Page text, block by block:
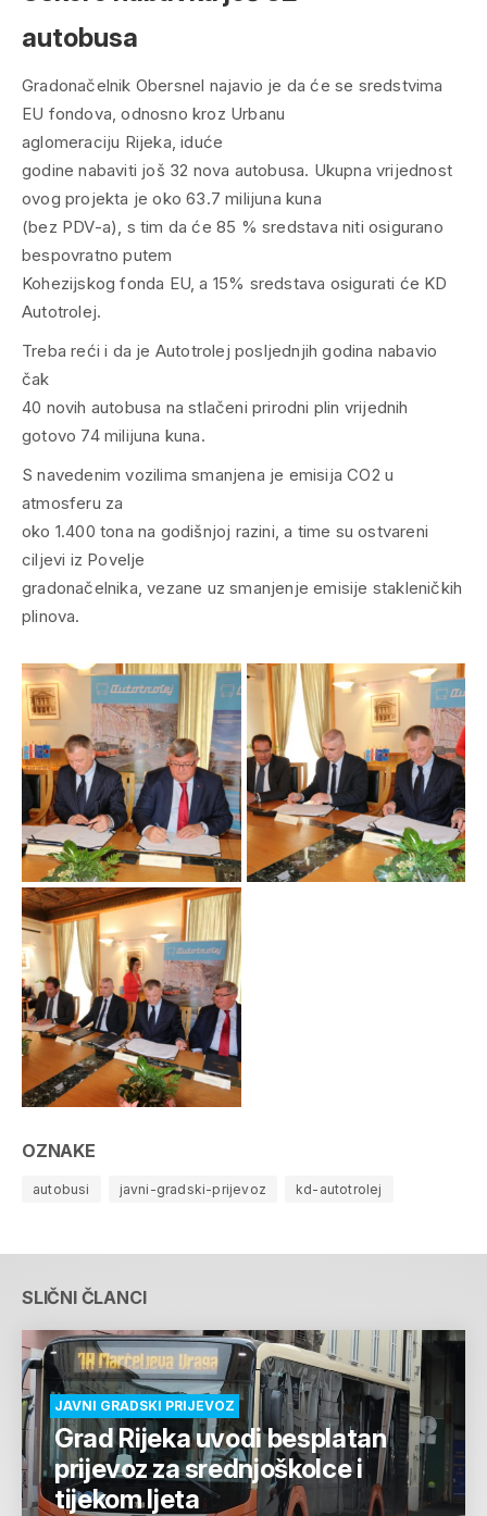
autobusa
Gradonačelnik Obersnel najavio je da će se sredstvima
EU fondova, odnosno kroz Urbanu
aglomeraciju Rijeka, iduće
godine nabaviti još 32 nova autobusa. Ukupna vrijednost
ovog projekta je oko 63.7 milijuna kuna
(bez PDV-a), s tim da će 85 % sredstava niti osigurano
bespovratno putem
Kohezijskog fonda EU, a 15% sredstava osigurati će KD
Autotrolej.
Treba reći i da je Autotrolej posljednjih godina nabavio
čak
40 novih autobusa na stlačeni prirodni plin vrijednih
gotovo 74 milijuna kuna.
S navedenim vozilima smanjena je emisija CO2 u
atmosferu za
oko 1.400 tona na godišnjoj razini, a time su ostvareni
ciljevi iz Povelje
gradonačelnika, vezane uz smanjenje emisije stakleničkih
plinova.
OZNAKE
autobusi javni-gradski-prijevoz kd-autotrolej
SLIČNI ČLANCI
JAVNI GRADSKI PRIJEVOZ
Grad Rijeka uvodi besplatan
prijevoz za srednjoškolce i
tijekom ljeta